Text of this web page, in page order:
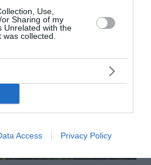
Use,
Sharing of my
Unrelated with the
collected.
Access Privacy Policy